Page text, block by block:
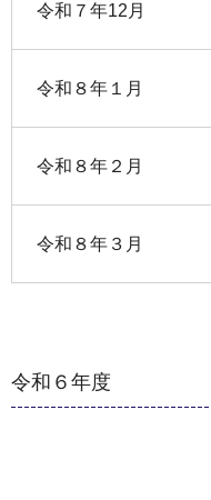
令和７年12月
令和８年１月
令和８年２月
令和８年３月
令和６年度